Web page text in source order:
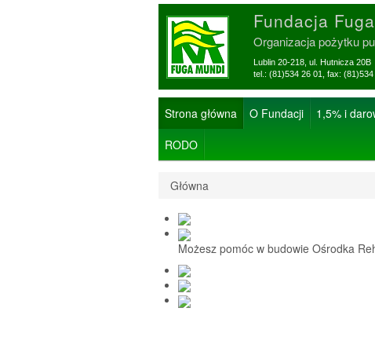
Fundacja
Organizacja pożytku
Lublin 20-218, ul. Hutnicza 20B
tel.: (81)534 26 01, fax:
Strona główna O Fundacji 1,5% i
RODO
Główna
Możesz pomóc w budowie Ośrodka